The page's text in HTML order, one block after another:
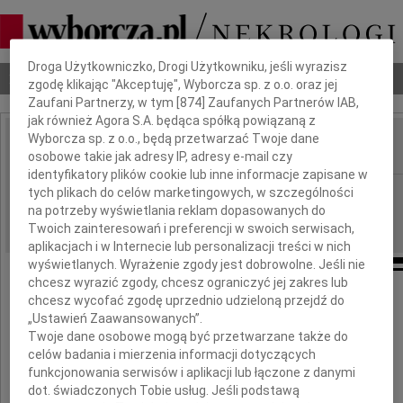
Nekrologi Odeszli Poradnik pogrzebowy
IMIĘ I NAZWISKO:
REGION: Płock
DATA EMISJI: 09.03.2012
Pani
Annie Walczak
Dbamy o Twoją prywatność
Droga Użytkowniczko, Drogi Użytkowniku, jeśli wyrazisz
zgodę klikając "Akceptuję", Wyborcza sp. z o.o. oraz jej
Zaufani Partnerzy, w tym [874 ] Zaufanych Partnerów IAB,
jak również Agora S.A. będąca spółką powiązaną z
Wyborcza sp. z o.o., będą przetwarzać Twoje dane
osobowe takie jak adresy IP, adresy e-mail czy
identyfikatory plików cookie lub inne informacje zapisane w
tych plikach do celów marketingowych, w szczególności
na potrzeby wyświetlania reklam dopasowanych do
Twoich zainteresowań i preferencji w swoich serwisach,
aplikacjach i w Internecie lub personalizacji treści w nich
wyświetlanych. Wyrażenie zgody jest dobrowolne. Jeśli nie
chcesz wyrazić zgody, chcesz ograniczyć jej zakres lub
chcesz wycofać zgodę uprzednio udzieloną przejdź do
„Ustawień Zaawansowanych”.
Twoje dane osobowe mogą być przetwarzane także do
celów badania i mierzenia informacji dotyczących
funkcjonowania serwisów i aplikacji lub łączone z danymi
dot. świadczonych Tobie usług. Jeśli podstawą